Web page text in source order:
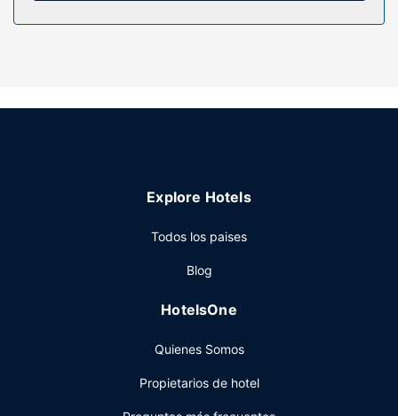
libre. Tienes también una terraza donde sentarte a
Restaurant. Apaga la sed con tu bebida favorita en el bar
Tendrás consigna de equipaje, una caja fuerte en
disposición. ¿Estás organizando un evento en Boerne? En
espacio con centro de conferencias y 6 salas de
reuniones. Hay un aparcamiento sin asistencia gratuito
Explore Hotels
Todos los paises
Blog
HotelsOne
Quienes Somos
Propietarios de hotel